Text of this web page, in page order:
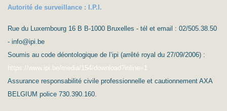
Autorité de surveillance : I.P.I.
Rue du Luxembourg 16 B B-1000 Bruxelles - tél et email : 02/505.38.50
- info@ipi.be
Soumis au code déontologique de l’ipi (arrêté royal du 27/09/2006) :
https://www.ipi.be/media/154/download?inline=1
Assurance responsabilité civile professionnelle et cautionnement AXA
BELGIUM police 730.390.160.